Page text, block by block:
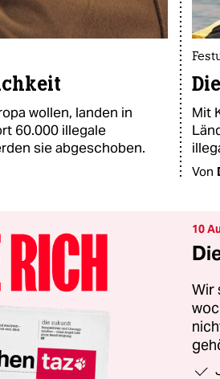
wollen, landen in
60.000 illegale
sie abgeschoben.
Mit
Von
10
Wir